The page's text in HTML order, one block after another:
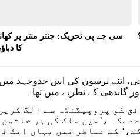
سی جے پی تحریک: جنتر منتر پر
کا
اتنے برسوں کی اس جدوجہد
گاندھی کے نظریے میں تھا۔
کو پروپیگنڈہ سے الگ
،’میں ملک کی ہر
کے تناظر میں یہاں ایک